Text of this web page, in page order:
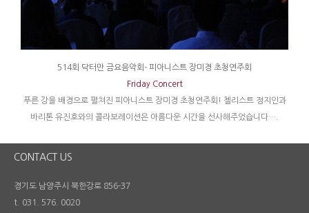
514회 닥터만 금요음악회- 피아니스트 장미경 초청연주회
Friday Concert
푸른 강을 배경으로 펼쳐진 피아니스트 장미경 초청연주회! 첼리스트 정지인과
바리톤 유진호와의 콜라보레이션은 아름다운 시간을 선사해주었습니다….
CONTACT US
경기도 남양주시 북한강로 856-37
t. 031. 576. 0020